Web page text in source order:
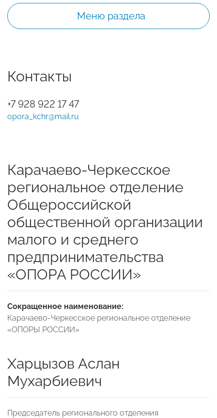
Меню раздела
Контакты
+7 928 922 17 47
opora_kchr@mail.ru
Карачаево-Черкесское
региональное отделение
Общероссийской
общественной организации
малого и среднего
предпринимательства
«ОПОРА РОССИИ»
Сокращенное наименование:
Карачаево-Черкесское региональное отделение
«ОПОРЫ РОССИИ»
Харцызов Аслан
Мухарбиевич
Председатель регионального отделения